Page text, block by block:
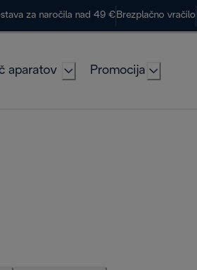
za naročila nad 49 € Brezplačno vračilo
aparatov Promocija